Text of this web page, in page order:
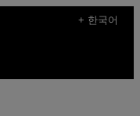
+ 한국어